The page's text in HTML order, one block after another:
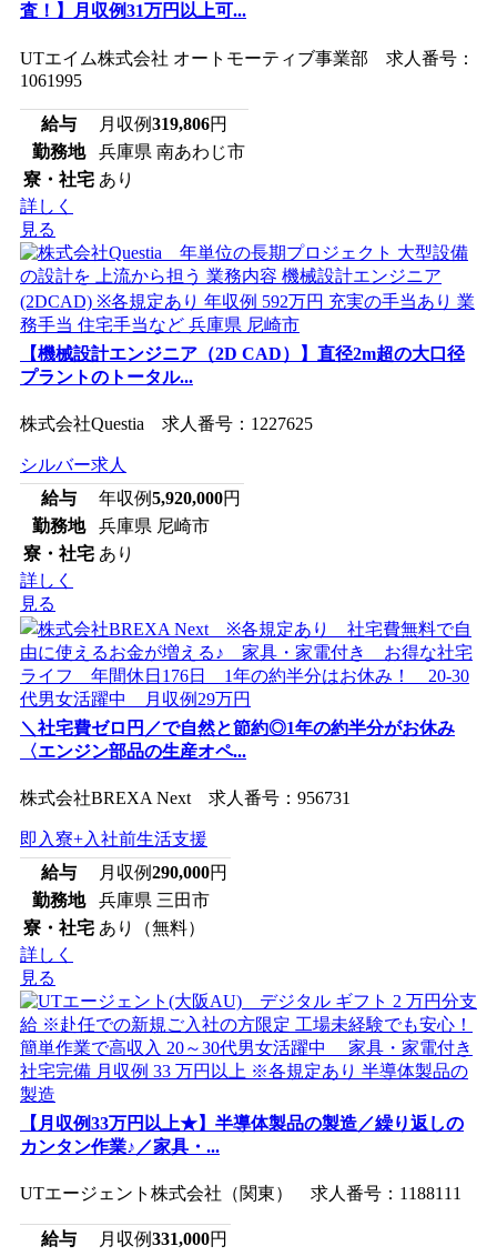
査！】月収例31万円以上可...
UTエイム株式会社 オートモーティブ事業部 求人番号：
1061995
給与 月収例319,806円
勤務地
兵庫県 南あわじ市
寮・社宅 あり
詳しく
見る
【機械設計エンジニア（2D CAD）】直径2m超の大口径
プラントのトータル...
株式会社Questia 求人番号：1227625
シルバー求人
給与
年収例5,920,000円
勤務地
兵庫県 尼崎市
寮・社宅 あり
詳しく
見る
＼社宅費ゼロ円／で自然と節約◎1年の約半分がお休み
〈エンジン部品の生産オペ...
株式会社BREXA Next 求人番号：956731
即入寮+入社前生活支援
給与
月収例290,000円
勤務地
兵庫県 三田市
寮・社宅 あり（無料）
詳しく
見る
【月収例33万円以上★】半導体製品の製造／繰り返しの
カンタン作業♪／家具・...
UTエージェント株式会社（関東） 求人番号：1188111
給与 月収例331,000円